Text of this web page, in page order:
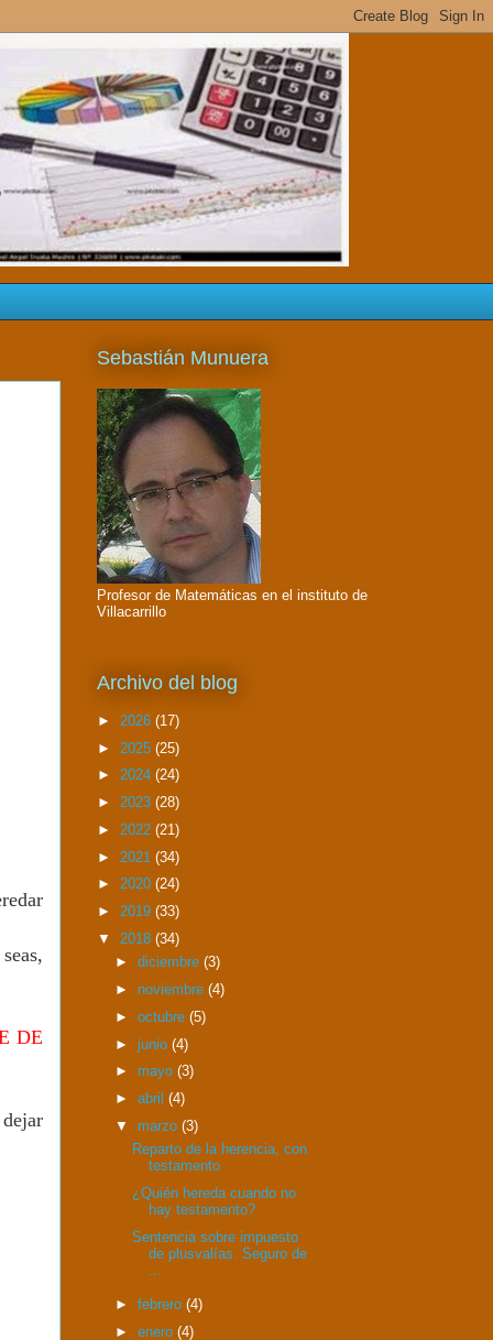
DE
Sebastián Munuera
Profesor de Matemáticas en el instituto de
Villacarrillo
Archivo del blog
► 2026 (17)
► 2025 (25)
► 2024 (24)
► 2023 (28)
► 2022 (21)
► 2021 (34)
► 2020 (24)
► 2019 (33)
▼ 2018 (34)
► diciembre (3)
► noviembre (4)
► octubre (5)
► junio (4)
► mayo (3)
► abril (4)
▼ marzo (3)
Reparto de la herencia, con
testamento
¿Quién hereda cuando no
hay testamento?
Sentencia sobre impuesto
de plusvalías. Seguro de
► febrero (4)
► enero (4)